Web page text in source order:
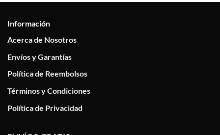
Información
Acerca de Nosotros
Envíos y Garantías
Política de Reembolsos
Términos y Condiciones
Política de Privacidad